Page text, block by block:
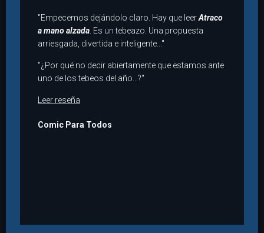
"Empecemos dejándolo claro. Hay que leerAtraco
a mano alzada . Es un tebeazo. Una propuesta
arriesgada, divertida e inteligente..."
"¿Por qué no decir abiertamente que estamos ante
uno de los tebeos del año...?"
Leer reseña
Comic Para Todos